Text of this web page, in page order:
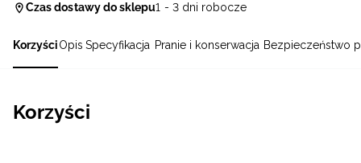
KorzyściOpis Specyfikacja Pranie i konserwacja Bezpieczeństwo
Korzyści
Czas dostawy do sklepu1 - 3 dni robocze